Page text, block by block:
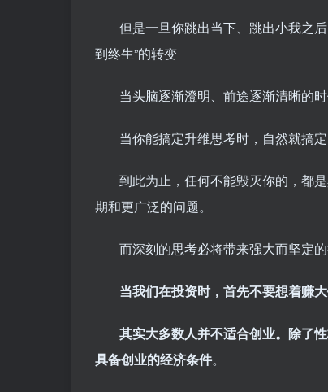
但是一旦你跳出当下、跳出小我之
到终生”的转变
当头脑逐渐澄明、前途逐渐清晰的
当你能搞定升维思考时，自然就搞
到此为止，任何不能毁灭你的，都
期和更广泛的问题。
而深刻的思考必将带来强大而坚定
当我们在投资时，首先不要想着赚
其实大多数人并不适合创业。除了
具备创业的经济条件。